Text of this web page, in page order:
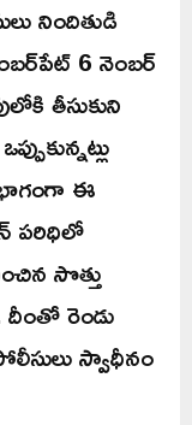
నిందితుడి
6 నెంబర్
తీసుకుని
భాగంగా ఈ
పరిధిలో
సొత్తు
దీంతో రెండు
స్వాధీనం